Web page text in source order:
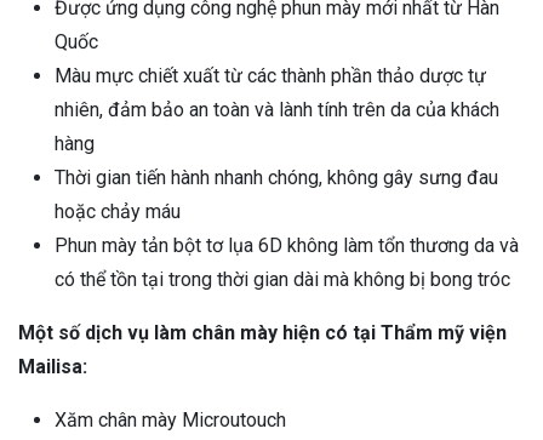
Được ứng dụng công nghệ phun mày mới nhất từ Hàn
Quốc
Màu mực chiết xuất từ các thành phần thảo dược tự
nhiên, đảm bảo an toàn và lành tính trên da của khách
hàng
Thời gian tiến hành nhanh chóng, không gây sưng đau
hoặc chảy máu
Phun mày tản bột tơ lụa 6D không làm tổn thương da và
có thể tồn tại trong thời gian dài mà không bị bong tróc
Một số dịch vụ làm chân mày hiện có tại Thẩm mỹ viện
Mailisa:
Xăm chân mày Microutouch